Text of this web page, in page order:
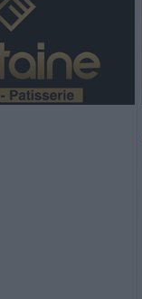
Το πλήρες
- Στο
το